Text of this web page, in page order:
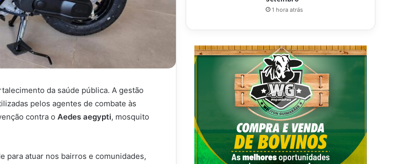
da saúde pública. A gestão
pelos agentes de combate às
contra o Aedes aegypti, mosquito
para atuar nos bairros e comunidades,
1 hora atrás